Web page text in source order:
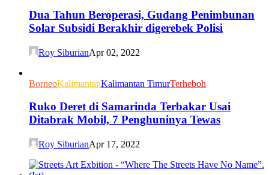
Dua Tahun Beroperasi, Gudang Penimbunan
Solar Subsidi Berakhir digerebek Polisi
Roy SiburianApr 02, 2022
BorneoKalimantanKalimantan TimurTerheboh
Ruko Deret di Samarinda Terbakar Usai
Ditabrak Mobil, 7 Penghuninya Tewas
Roy SiburianApr 17, 2022